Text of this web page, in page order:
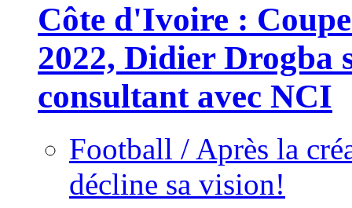
Côte d'Ivoire :
2022, Didier Drogba
consultant avec NCI
Football / Après la
décline sa vision!